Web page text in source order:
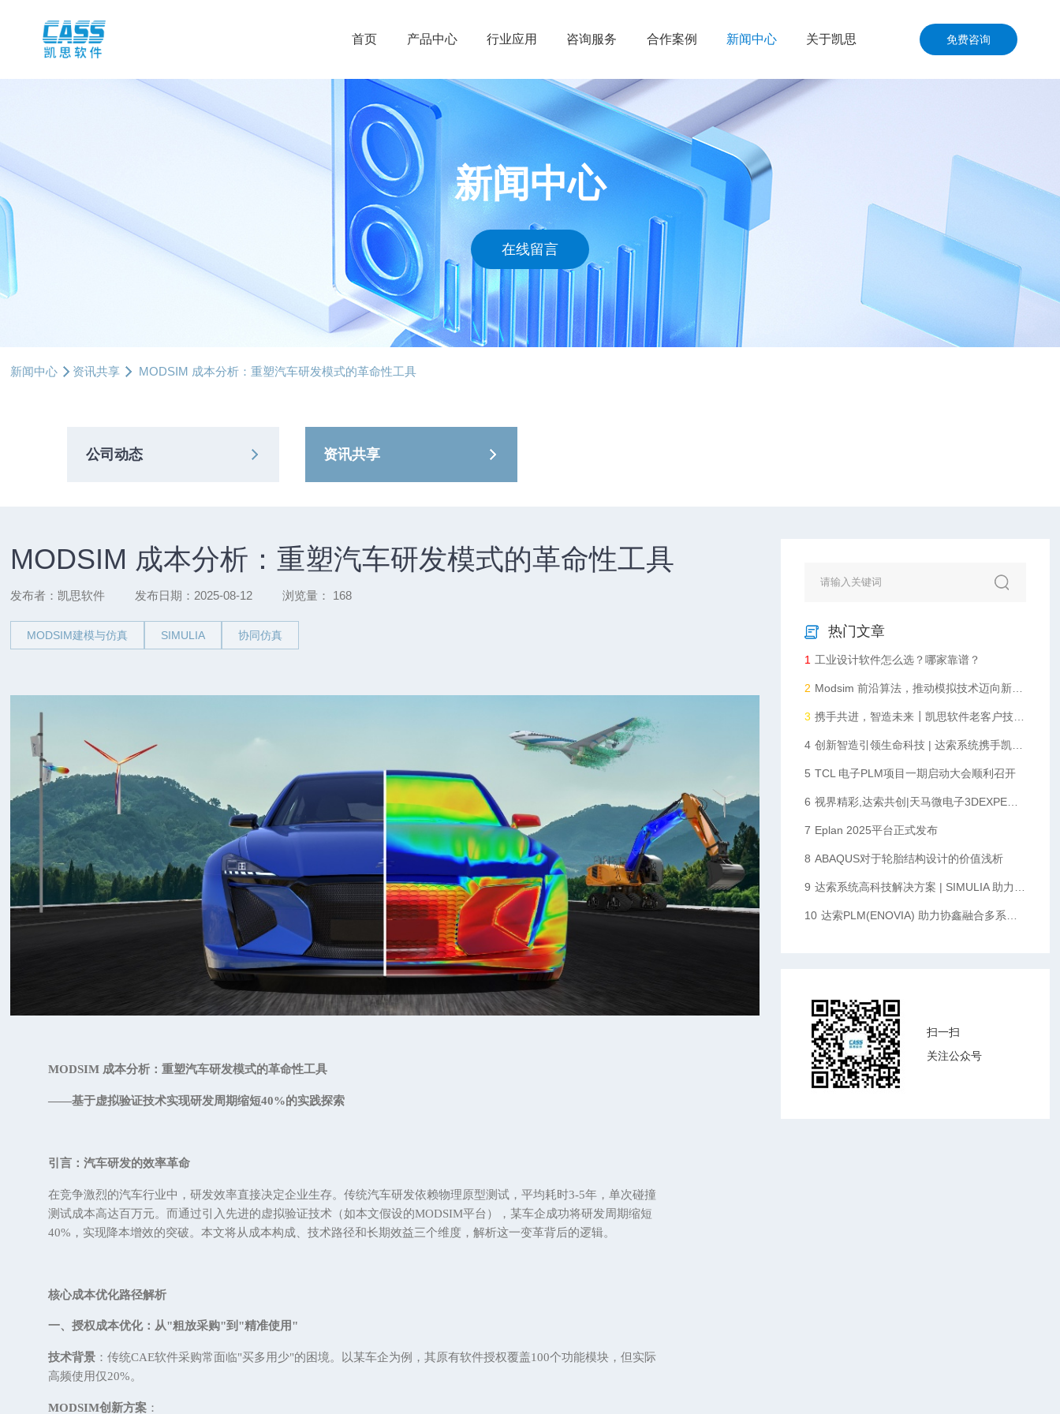
首页 产品中心
ENOVIA
CATIA
SIMULIA
BIOVIA
GEOVIA
EXALEAD
凯思产品
行业应用
工业设备
汽车与交通运输
包装消费品与零售
高科技
建筑、工程与施工
航空航天与国防
船舶与海洋工程
能源与材料
咨询服务
管理规划
技术服务
应用实施
运营维护
合作案例
工业设备
船舶与海洋工程
汽车与交通运输
包装消费品与零售
生命科学
航空航天与国防
建筑工程与施工
新闻中心
公司动态
资讯共享
关于凯思 免费咨询
新闻中心
在线留言
新闻中心 资讯共享 MODSIM 成本分析：重塑汽车研发模式的革命性工具
公司动态 资讯共享
MODSIM 成本分析：重塑汽车研发模式的革命性工具
发布者：凯思软件 发布日期：2025-08-12 浏览量： 168
MODSIM建模与仿真 SIMULIA 协同仿真
MODSIM 成本分析：重塑汽车研发模式的革命性工具
——基于虚拟验证技术实现研发周期缩短40%的实践探索
引言：汽车研发的效率革命
在竞争激烈的汽车行业中，研发效率直接决定企业生存。传统汽车研发依赖物理原型测试，平均耗时3-5年，单次碰撞
测试成本高达百万元。而通过引入先进的虚拟验证技术（如本文假设的MODSIM平台），某车企成功将研发周期缩短
40%，实现降本增效的突破。本文将从成本构成、技术路径和长期效益三个维度，解析这一变革背后的逻辑。
核心成本优化路径解析
一、授权成本优化：从"粗放采购"到"精准使用"
技术背景：传统CAE软件采购常面临"买多用少"的困境。以某车企为例，其原有软件授权覆盖100个功能模块，但实际
高频使用仅20%。
MODSIM创新方案：
热门文章
1 工业设计软件怎么选？哪家靠谱？
2 Modsim 前沿算法，推动模拟技术迈向新高度​
3 携手共进，智造未来┃凯思软件老客户技术沙龙圆满落幕
4 创新智造引领生命科技 | 达索系统携手凯思软件助力华大智造数字化升级
5 TCL 电子PLM项目一期启动大会顺利召开
6 视界精彩,达索共创|天马微电子3DEXPERIENCE平台启动会顺利召开
7 Eplan 2025平台正式发布
8 ABAQUS对于轮胎结构设计的价值浅析
9 达索系统高科技解决方案 | SIMULIA 助力折叠屏手机创新设计
10 达索PLM(ENOVIA) 助力协鑫融合多系统多部门协同统一数据化管理，完成向数字化企业转型的重要一步
扫一扫
关注公众号